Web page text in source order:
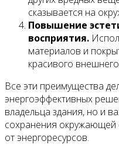
сказывается на
Повышение
восприятия.
материалов и
красивого
Все эти преимущества
энергоэффективных
владельца здания, но и
сохранения окружающей
от энергоресурсов.